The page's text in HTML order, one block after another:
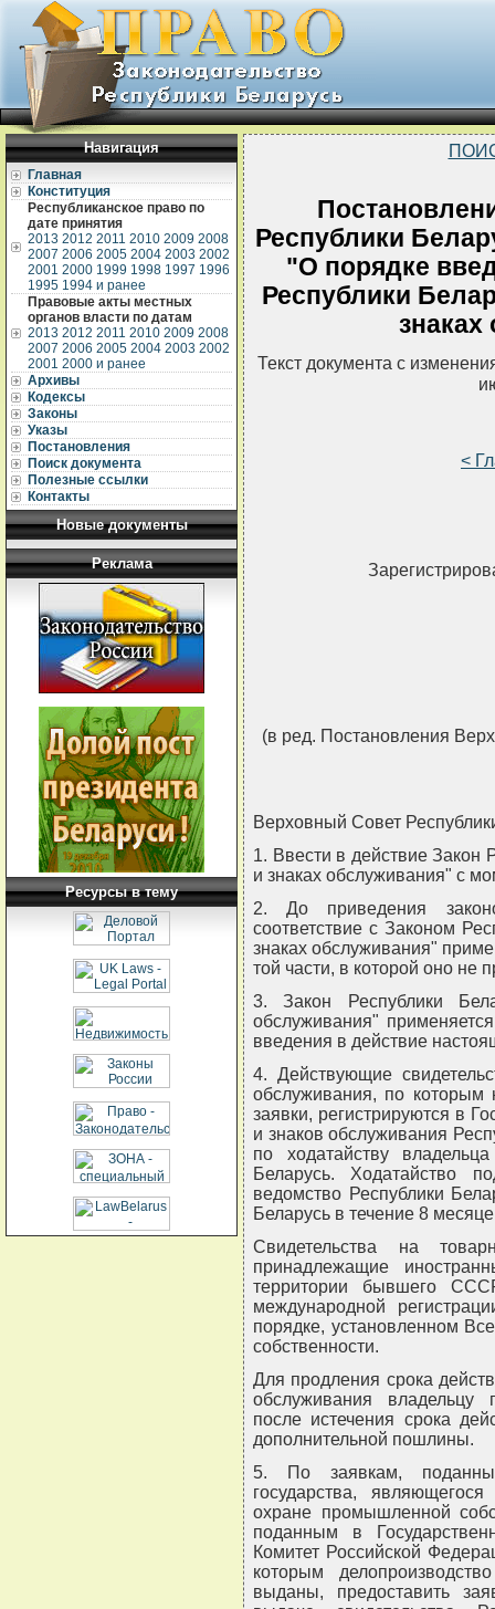
Навигация
Главная
Конституция
Республиканское право по
дате принятия
2013 2012 2011 2010 2009 2008
2007 2006 2005 2004 2003 2002
2001 2000 1999 1998 1997 1996
1995 1994 и ранее
Правовые акты местных
органов власти по датам
2013 2012 2011 2010 2009 2008
2007 2006 2005 2004 2003 2002
2001 2000 и ранее
Архивы
Кодексы
Законы
Указы
Постановления
Поиск документа
Полезные ссылки
Контакты
Новые документы
Реклама
Ресурсы в тему
Республики
"О порядке
Республики
Текст документа с
<
(в ред. Постановления
Верховный Совет
1. Ввести в действие Закон
и знаках обслуживания" с
2. До приведения
соответствие с Законом
знаках обслуживания"
той части, в которой оно не
3. Закон Республики
обслуживания"
введения в действие
4. Действующие
обслуживания, по которым
заявки, регистрируются в
и знаков обслуживания
по ходатайству
Беларусь. Ходатайство
ведомство Республики
Беларусь в течение 8
Свидетельства на
принадлежащие
территории бывшего
международной
порядке, установленном
собственности.
Для продления срока
обслуживания владельцу
после истечения срока
дополнительной пошлины.
5. По заявкам,
государства,
охране промышленной
поданным в
Комитет Российской
которым
выданы, предоставить